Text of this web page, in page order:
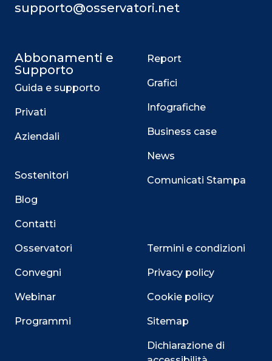
supporto@osservatori.net
Abbonamenti e
Supporto
Guida e supporto
Privati
Aziendali
Sostenitori
Blog
Contatti
Osservatori
Convegni
Webinar
Programmi
Report
Grafici
Infografiche
Business case
News
Comunicati Stampa
Termini e condizioni
Privacy policy
Cookie policy
Sitemap
Dichiarazione di